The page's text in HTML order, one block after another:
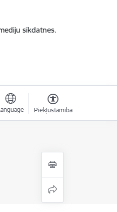
sīkdatnes.
Piekļūstamība